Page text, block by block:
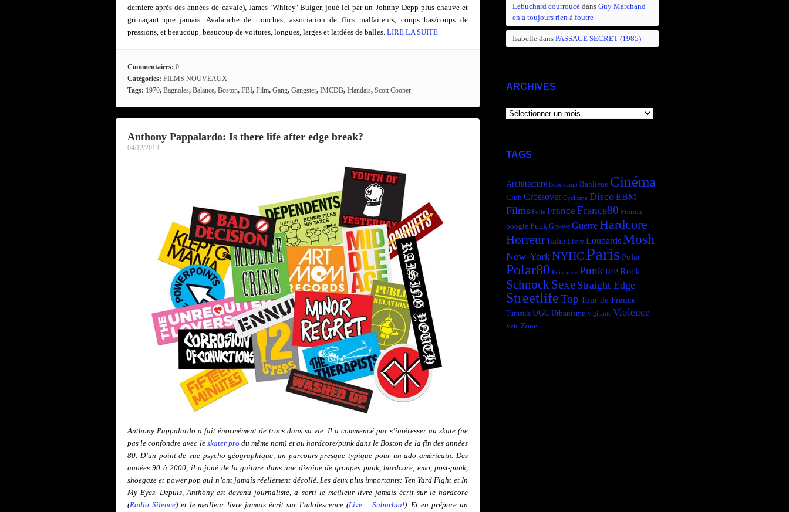
dernière après des années de cavale), James ‘Whitey’ Bulger, joué ici par un Johnny Depp plus chauve et
grimaçant que jamais. Avalanche de tronches, association de flics malfaiteurs, coups bas/coups de
pressions, et beaucoup, beaucoup de voitures, longues, larges et lardées de balles. LIRE LA SUITE
Commentaires: 0
Catégories: FILMS NOUVEAUX
Tags: 1970, Bagnoles, Balance, Boston, FBI, Film, Gang, Gangster, IMCDB, Irlandais, Scott Cooper
Anthony Pappalardo: Is there life after edge break?
04/12/2013
Anthony Pappalardo a fait énormément de trucs dans sa vie. Il a commencé par s’intéresser au skate (ne
pas le confondre avec le skater pro du même nom) et au hardcore/punk dans le Boston de la fin des années
80. D’un point de vue psycho-géographique, un parcours presque typique pour un ado américain. Des
années 90 à 2000, il a joué de la guitare dans une dizaine de groupes punk, hardcore, emo, post-punk,
shoegaze et power pop qui n’ont jamais réellement décollé. Les deux plus importants: Ten Yard Fight et In
My Eyes. Depuis, Anthony est devenu journaliste, a sorti le meilleur livre jamais écrit sur le hardcore
(Radio Silence) et le meilleur livre jamais écrit sur l’adolescence (Live… Suburbia!). Et en prépare un
Lebuchard courroucédans Guy Marchand
en a toujours rien à foutre
Isabelledans PASSAGE SECRET (1985)
ARCHIVES
ARCHIVES
TAGS
Architecture Bandcamp Banlieue Cinéma
Club Crossover Cyclisme DiscoEBM
Films Folie France France80 French
boogie Funk Groove GuerreHardcore
HorreurItalie Livre LoubardsMosh
New-YorkNYHCParisPolar
Polar80 Puissance Punk RIPRock
Schnock Sexe Straight Edge
StreetlifeTop Tour de France
Turnstile UGC Urbanisme Vigilante Violence
Vélo Zone